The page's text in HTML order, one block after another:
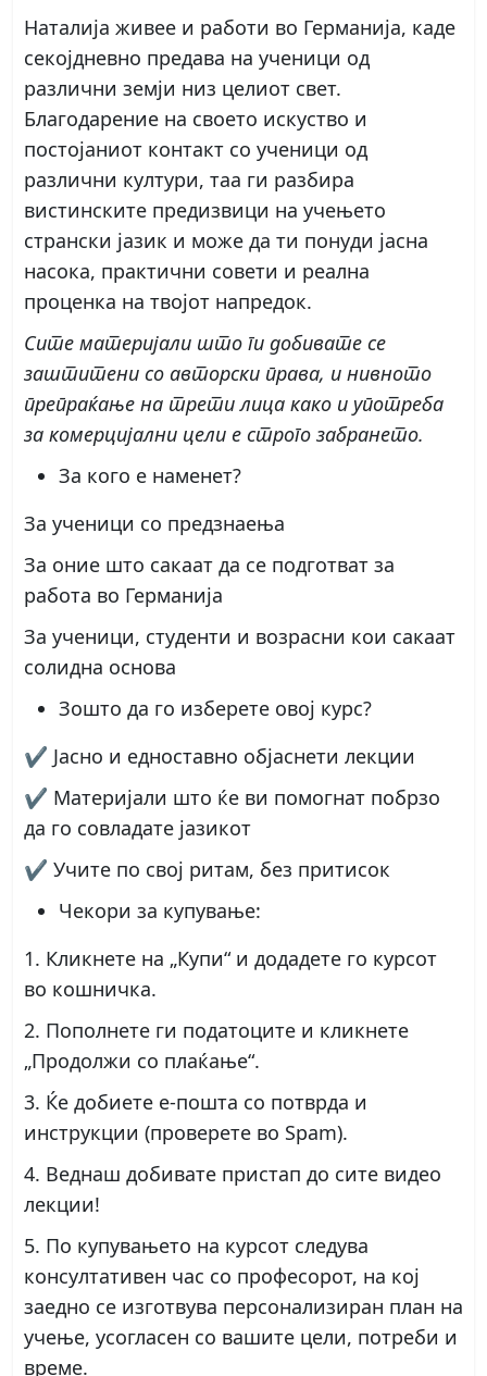
Наталија живее и работи во Германија, каде
секојдневно предава на ученици од
различни земји низ целиот свет.
Благодарение на своето искуство и
постојаниот контакт со ученици од
различни култури, таа ги разбира
вистинските предизвици на учењето
странски јазик и може да ти понуди јасна
насока, практични совети и реална
проценка на твојот напредок.
Сите материјали што ги добивате се
заштитени со авторски права, и нивното
препраќање на трети лица како и употреба
за комерцијални цели е строго забрането.
За кого е наменет?
За ученици со предзнаења
За оние што сакаат да се подготват за
работа во Германија
За ученици, студенти и возрасни кои сакаат
солидна основа
Зошто да го изберете овој курс?
✔ Јасно и едноставно објаснети лекции
✔ Материјали што ќе ви помогнат побрзо
да го совладате јазикот
✔ Учите по свој ритам, без притисок
Чекори за купување:
1. Кликнете на „Купи“ и додадете го курсот
во кошничка.
2. Пополнете ги податоците и кликнете
„Продолжи со плаќање“.
3. Ќе добиете е-пошта со потврда и
инструкции (проверете во Spam).
4. Веднаш добивате пристап до сите видео
лекции!
5. По купувањето на курсот следува
консултативен час со професорот, на кој
заедно се изготвува персонализиран план на
учење, усогласен со вашите цели, потреби и
време.